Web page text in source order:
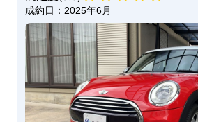
成約日： 2025年6月